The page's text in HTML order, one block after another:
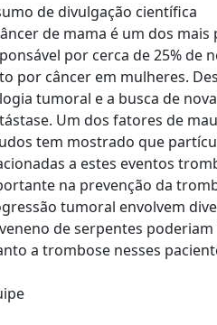
de divulgação científica
de mama é um dos
por cerca de 25% de
por câncer em mulheres.
tumoral e a busca de
Um dos fatores de
tem mostrado que
a estes eventos
na prevenção da
tumoral envolvem
de serpentes
a trombose nesses